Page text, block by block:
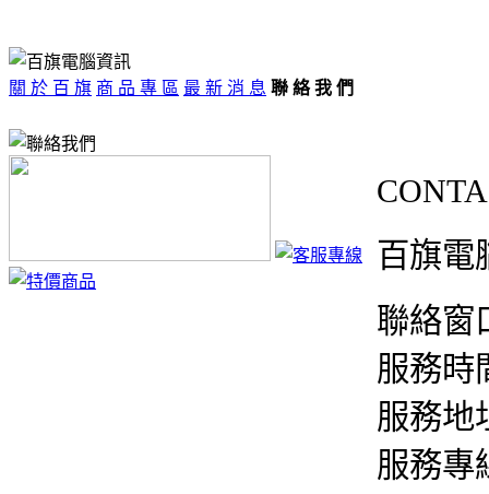
關 於 百 旗 商 品 專 區 最 新 消 息 聯 絡 我 們
百旗電
聯絡窗
服務時
服務地
服務專